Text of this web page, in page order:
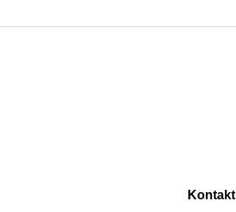
Kontakt